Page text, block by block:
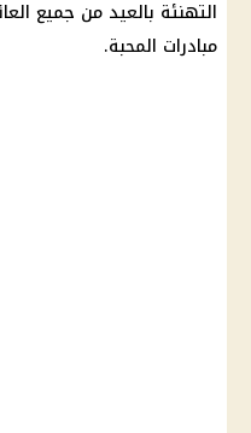
التهنئة بالعيد من جميع
مبادرات المحبة.